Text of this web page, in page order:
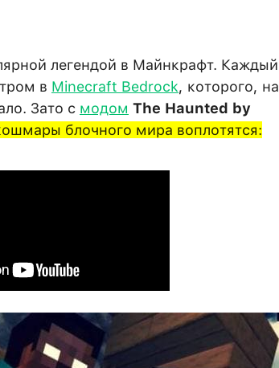
легендой в Майнкрафт. Каждый
в Minecraft Bedrock, которого, на
Зато с модом The Haunted by
блочного мира воплотятся: